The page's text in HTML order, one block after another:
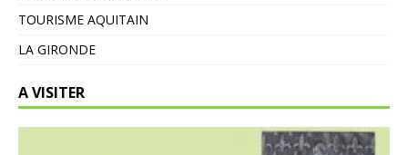
TOURISME AQUITAIN
LA GIRONDE
A VISITER